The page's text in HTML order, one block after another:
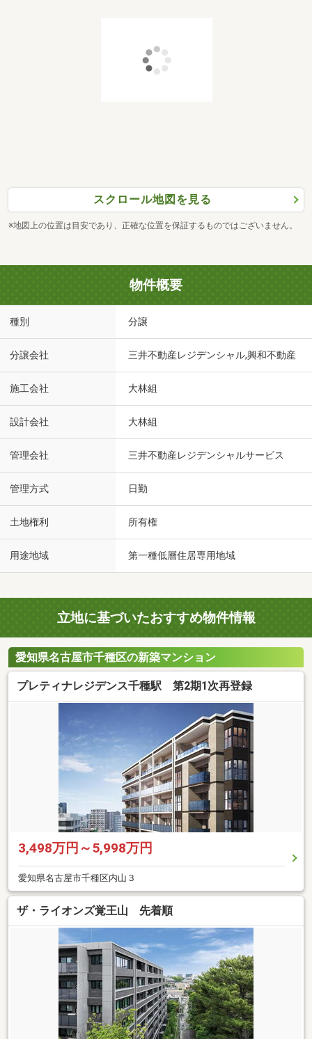
スクロール地図を見る
※地図上の位置は目安であり、正確な位置を保証するものではございません。
物件概要
種別 分譲
分譲会社 三井不動産レジデンシャル,興和不動産
施工会社 大林組
設計会社 大林組
管理会社 三井不動産レジデンシャルサービス
管理方式 日勤
土地権利 所有権
用途地域 第一種低層住居専用地域
立地に基づいたおすすめ物件情報
愛知県名古屋市千種区の新築マンション
プレティナレジデンス千種駅 第2期1次再登録
3,498万円～5,998万円
愛知県名古屋市千種区内山３
ザ・ライオンズ覚王山 先着順